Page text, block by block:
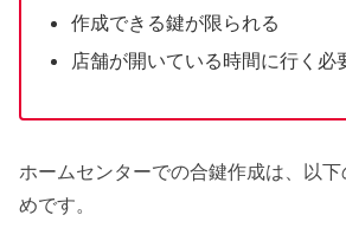
作成できる鍵が限られる
店舗が開いている時間に行く必
ホームセンターでの合鍵作成は、以
めです。